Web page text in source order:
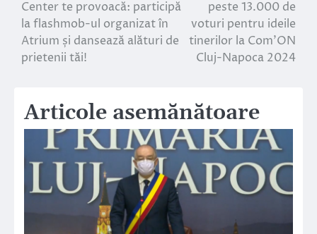
în
articole
Center te provoacă: participă
la flashmob-ul organizat în
Atrium și dansează alături de
prietenii tăi!
peste 13.000 de
voturi pentru ideile
tinerilor la Com’ON
Cluj-Napoca 2024
Articole asemănătoare